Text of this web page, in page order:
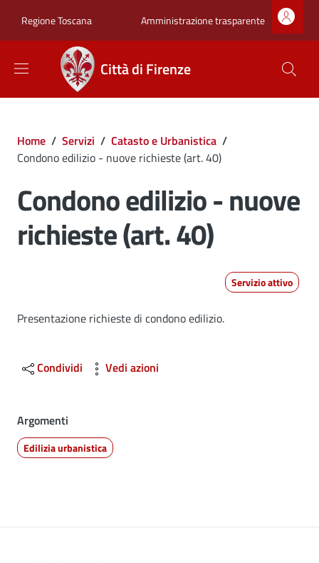
Regione Toscana Zona superiore
Amministrazione trasparente
Città di Firenze
Briciole di pane
Home / Servizi / Catasto e Urbanistica /
Condono edilizio - nuove richieste (art. 40)
Condono edilizio - nuove
richieste (art. 40)
Servizio attivo
Dettagli
Presentazione richieste di condono edilizio.
Condividi Vedi azioni
Argomenti
Edilizia urbanistica